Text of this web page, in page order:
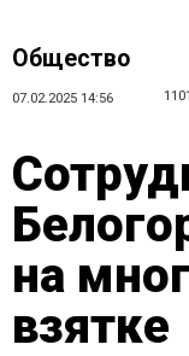
Общество
07.02.2025 14:56 1101
на
взятке